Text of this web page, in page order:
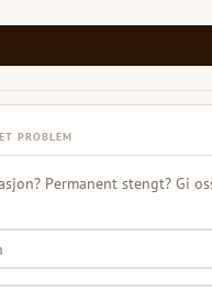
PROBLEM
Permanent stengt? Gi